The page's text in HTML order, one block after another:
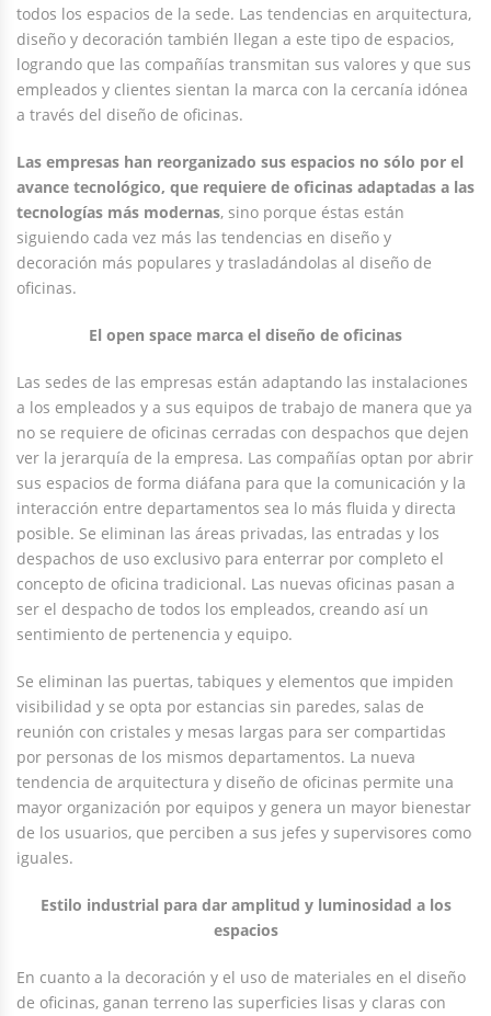
todos los espacios de la sede. Las tendencias en arquitectura,
diseño y decoración también llegan a este tipo de espacios,
logrando que las compañías transmitan sus valores y que sus
empleados y clientes sientan la marca con la cercanía idónea
a través del diseño de oficinas.
Las empresas han reorganizado sus espacios no sólo por el
avance tecnológico, que requiere de oficinas adaptadas a las
tecnologías más modernas, sino porque éstas están
siguiendo cada vez más las tendencias en diseño y
decoración más populares y trasladándolas al diseño de
oficinas.
El open space marca el diseño de oficinas
Las sedes de las empresas están adaptando las instalaciones
a los empleados y a sus equipos de trabajo de manera que ya
no se requiere de oficinas cerradas con despachos que dejen
ver la jerarquía de la empresa. Las compañías optan por abrir
sus espacios de forma diáfana para que la comunicación y la
interacción entre departamentos sea lo más fluida y directa
posible. Se eliminan las áreas privadas, las entradas y los
despachos de uso exclusivo para enterrar por completo el
concepto de oficina tradicional. Las nuevas oficinas pasan a
ser el despacho de todos los empleados, creando así un
sentimiento de pertenencia y equipo.
Se eliminan las puertas, tabiques y elementos que impiden
visibilidad y se opta por estancias sin paredes, salas de
reunión con cristales y mesas largas para ser compartidas
por personas de los mismos departamentos. La nueva
tendencia de arquitectura y diseño de oficinas permite una
mayor organización por equipos y genera un mayor bienestar
de los usuarios, que perciben a sus jefes y supervisores como
iguales.
Estilo industrial para dar amplitud y luminosidad a los
espacios
En cuanto a la decoración y el uso de materiales en el diseño
de oficinas, ganan terreno las superficies lisas y claras con